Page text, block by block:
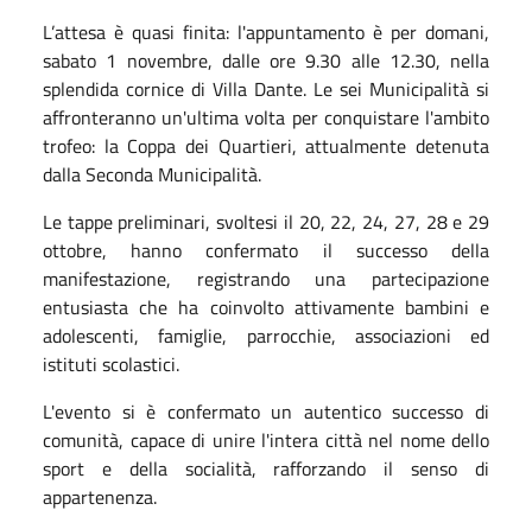
L’attesa è quasi finita: l'appuntamento è per domani,
sabato 1 novembre, dalle ore 9.30 alle 12.30, nella
splendida cornice di Villa Dante. Le sei Municipalità si
affronteranno un'ultima volta per conquistare l'ambito
trofeo: la Coppa dei Quartieri, attualmente detenuta
dalla Seconda Municipalità.
Le tappe preliminari, svoltesi il 20, 22, 24, 27, 28 e 29
ottobre, hanno confermato il successo della
manifestazione, registrando una partecipazione
entusiasta che ha coinvolto attivamente bambini e
adolescenti, famiglie, parrocchie, associazioni ed
istituti scolastici.
L'evento si è confermato un autentico successo di
comunità, capace di unire l'intera città nel nome dello
sport e della socialità, rafforzando il senso di
appartenenza.